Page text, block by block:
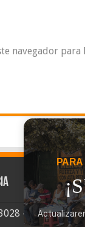
navegador para
- 6026